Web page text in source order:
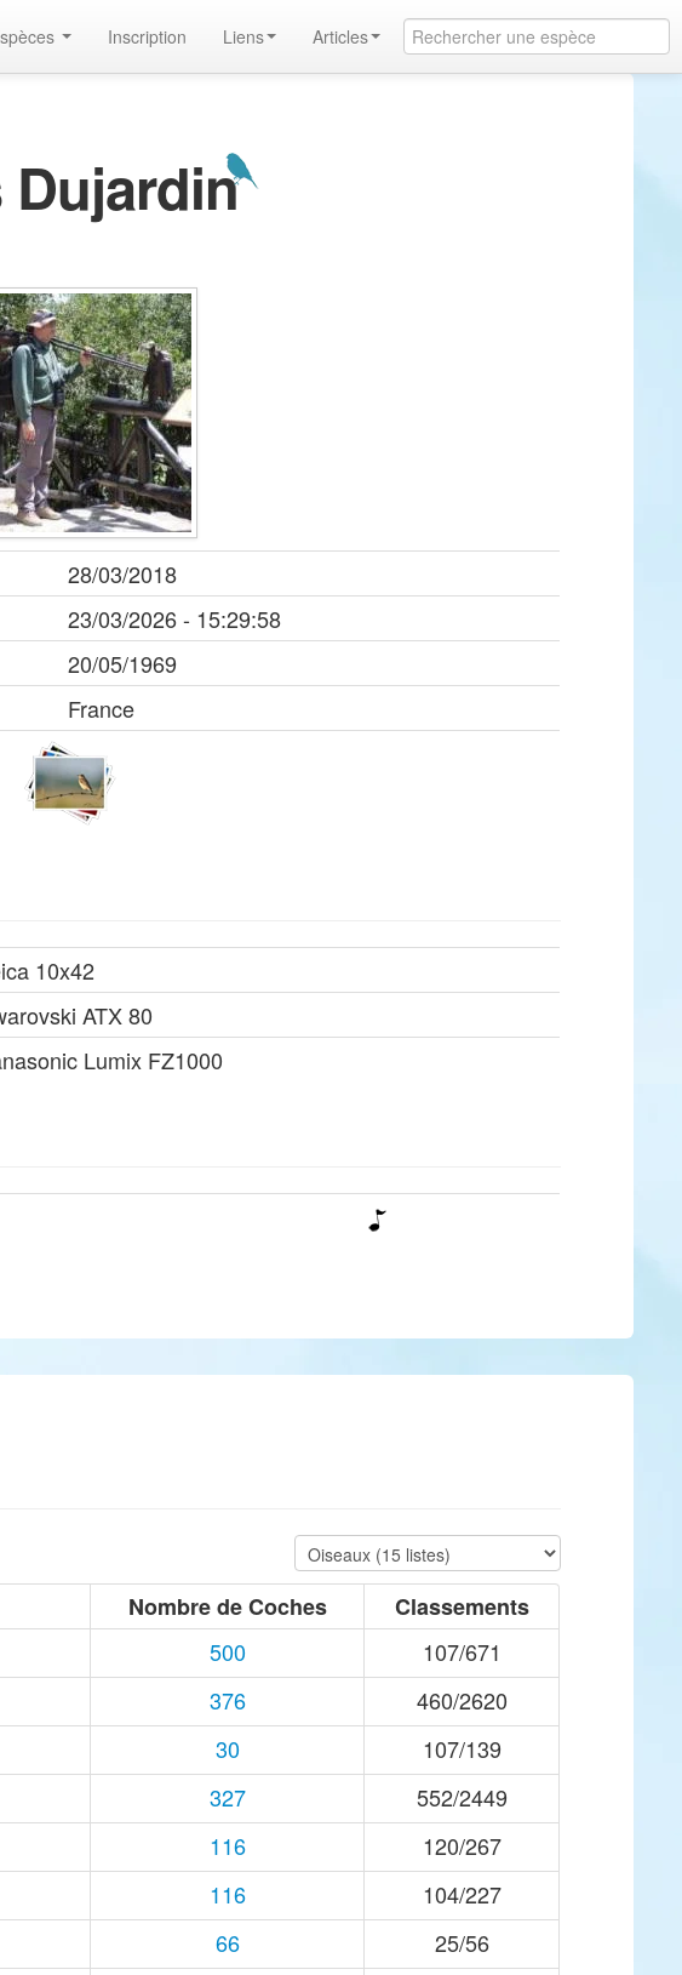
Inscription Liens Articles
Dujardin
28/03/2018
23/03/2026 - 15:29:58
20/05/1969
France
10x42
ATX 80
Lumix FZ1000
Nombre de Coches
Classements
500
107/671
376
460/2620
30
107/139
327
552/2449
116
120/267
116
104/227
66
25/56